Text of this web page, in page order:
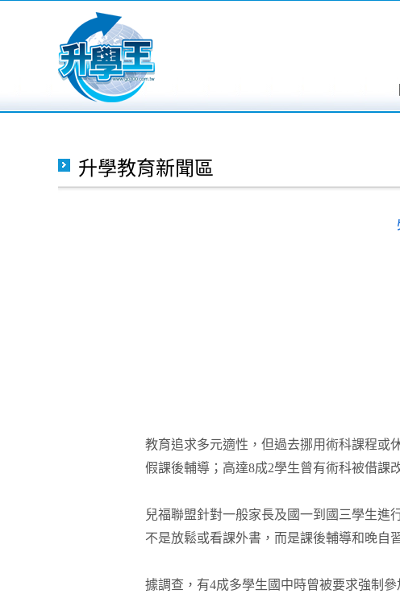
升學教育新聞區
教育追求多元適性，但過去挪用術科課程或
假課後輔導；高達8成2學生曾有術科被借課
兒福聯盟針對一般家長及國一到國三學生進
不是放鬆或看課外書，而是課後輔導和晚自
據調查，有4成多學生國中時曾被要求強制